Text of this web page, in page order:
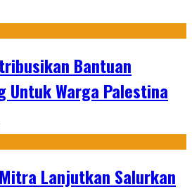
Bantuan
Untuk Warga Palestina
Lanjutkan Salurkan